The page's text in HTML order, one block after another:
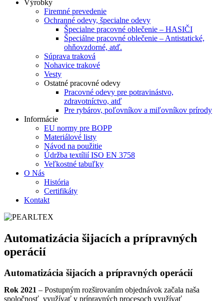
Výrobky
Firemné prevedenie
Ochranné odevy, špecialne odevy
Špecialne pracovné oblečenie – HASIČI
Špeciálne pracovné oblečenie – Antistatické,
ohňovzdorné, atď.
Súprava traková
Nohavice trakové
Vesty
Ostatné pracovné odevy
Pracovné odevy pre potravinástvo,
zdravotníctvo, atď
Pre rybárov, poľovníkov a miľovníkov prírody
Informácie
EU normy pre BOPP
Materiálové listy
Návod na použitie
Údržba textílií ISO EN 3758
Veľkostné tabuľky
O Nás
História
Certifikáty
Kontakt
Automatizácia šijacích a prípravných
operácií
Automatizácia šijacích a prípravných operácií
Rok 2021 – Postupným rozširovaním objednávok začala naša
spoločnosť využívať v prípravných procesoch využívať